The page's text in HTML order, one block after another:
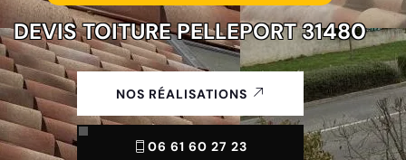
DEVIS TOITURE PELLEPORT 31480
NOS RÉALISATIONS
06 61 60 27 23